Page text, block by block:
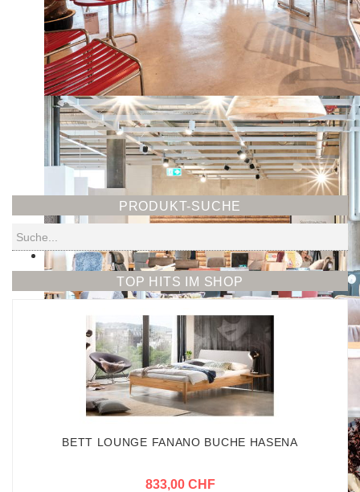
PRODUKT-SUCHE
Suchen
TOP HITS IM SHOP
BETT LOUNGE FANANO BUCHE HASENA
833,00 CHF